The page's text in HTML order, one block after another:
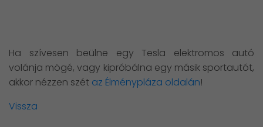
Ha szívesen beülne egy Tesla elektromos autó
volánja mögé, vagy kipróbálna egy másik sportautót,
akkor nézzen szét az Élménypláza oldalán!
Vissza